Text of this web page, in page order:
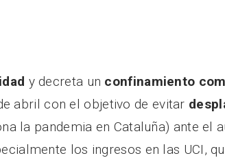
y decreta un confinamiento
abril con el objetivo de evitar
la pandemia en Cataluña) ante el
los ingresos en las UCI,